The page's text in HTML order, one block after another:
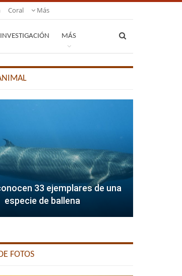
Coral Más
INVESTIGACIÓN MÁS
33 ejemplares de una
especie de ballena
FOTOS